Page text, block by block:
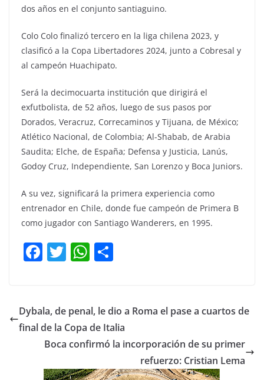
dos años en el conjunto santiaguino.
Colo Colo finalizó tercero en la liga chilena 2023, y
clasificó a la Copa Libertadores 2024, junto a Cobresal y
al campeón Huachipato.
Será la decimocuarta institución que dirigirá el
exfutbolista, de 52 años, luego de sus pasos por
Dorados, Veracruz, Correcaminos y Tijuana, de México;
Atlético Nacional, de Colombia; Al-Shabab, de Arabia
Saudita; Elche, de España; Defensa y Justicia, Lanús,
Godoy Cruz, Independiente, San Lorenzo y Boca Juniors.
A su vez, significará la primera experiencia como
entrenador en Chile, donde fue campeón de Primera B
como jugador con Santiago Wanderers, en 1995.
F
a
e
b
o
o
T
w
er
W
h
s
A
p
p
p
ar
tir
Dybala, de penal, le dio a Roma el pase a cuartos de
final de la Copa de Italia
Boca confirmó la incorporación de su primer
refuerzo: Cristian Lema